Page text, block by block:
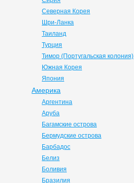
Северная Корея
Шри-Ланка
Таиланд
Турция
Тимор (Португальская колония)
Южная Корея
Япония
Америка
Аргентина
Аруба
Багамские острова
Бермудские острова
Барбадос
Белиз
Боливия
Бразилия